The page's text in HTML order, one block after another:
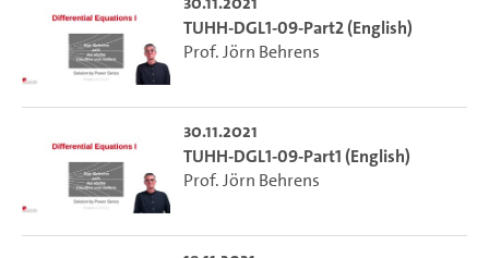
TUHH-DGL1-09-Part2 (English)
Prof. Jörn Behrens
30.11.2021
TUHH-DGL1-09-Part1 (English)
Prof. Jörn Behrens